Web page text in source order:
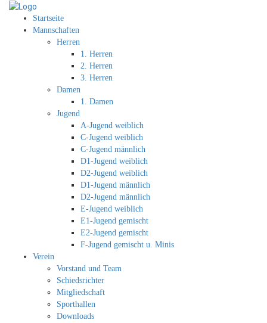
Startseite
Mannschaften
Herren
1. Herren
2. Herren
3. Herren
Damen
1. Damen
Jugend
A-Jugend weiblich
C-Jugend weiblich
C-Jugend männlich
D1-Jugend weiblich
D2-Jugend weiblich
D1-Jugend männlich
D2-Jugend männlich
E-Jugend weiblich
E1-Jugend gemischt
E2-Jugend gemischt
F-Jugend gemischt u. Minis
Verein
Vorstand und Team
Schiedsrichter
Mitgliedschaft
Sporthallen
Downloads